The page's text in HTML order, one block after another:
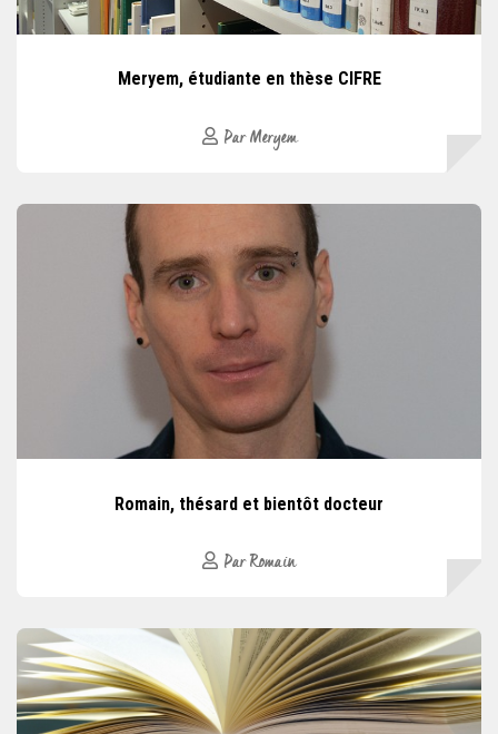
Meryem, étudiante en thèse CIFRE
Par Meryem
Romain, thésard et bientôt docteur
Par Romain